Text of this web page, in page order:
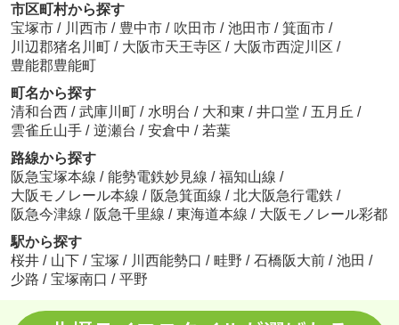
市区町村から探す
宝塚市 / 川西市 / 豊中市 / 吹田市 / 池田市 / 箕面市 /
川辺郡猪名川町 / 大阪市天王寺区 / 大阪市西淀川区 /
豊能郡豊能町
町名から探す
清和台西 / 武庫川町 / 水明台 / 大和東 / 井口堂 / 五月丘 /
雲雀丘山手 / 逆瀬台 / 安倉中 / 若葉
路線から探す
阪急宝塚本線 / 能勢電鉄妙見線 / 福知山線 /
大阪モノレール本線 / 阪急箕面線 / 北大阪急行電鉄 /
阪急今津線 / 阪急千里線 / 東海道本線 / 大阪モノレール彩都
駅から探す
桜井 / 山下 / 宝塚 / 川西能勢口 / 畦野 / 石橋阪大前 / 池田 /
少路 / 宝塚南口 / 平野